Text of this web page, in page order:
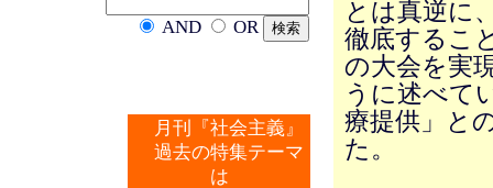
AND OR
月刊『社会主義』
過去の特集テーマ
は
とは真逆に
徹底するこ
の大会を実
うに述べて
療提供」と
た。